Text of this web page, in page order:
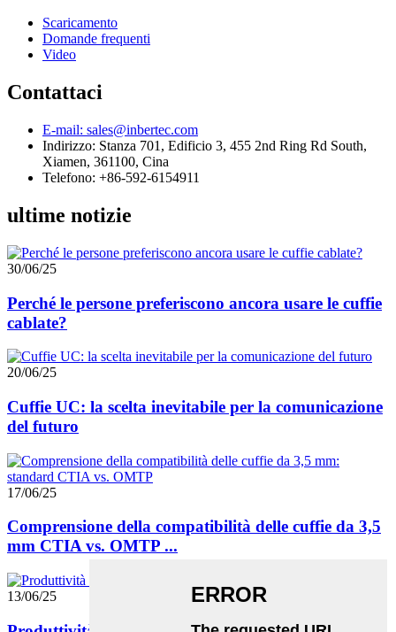
Scaricamento
Domande frequenti
Video
Contattaci
E-mail: sales@inbertec.com
Indirizzo: Stanza 701, Edificio 3, 455 2nd Ring Rd South,
Xiamen, 361100, Cina
Telefono: +86-592-6154911
ultime notizie
30/06/25
Perché le persone preferiscono ancora usare le cuffie
cablate?
20/06/25
Cuffie UC: la scelta inevitabile per la comunicazione
del futuro
17/06/25
Comprensione della compatibilità delle cuffie da 3,5
mm CTIA vs. OMTP ...
13/06/25